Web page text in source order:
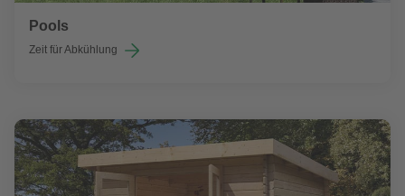
Pools
Zeit für Abkühlung